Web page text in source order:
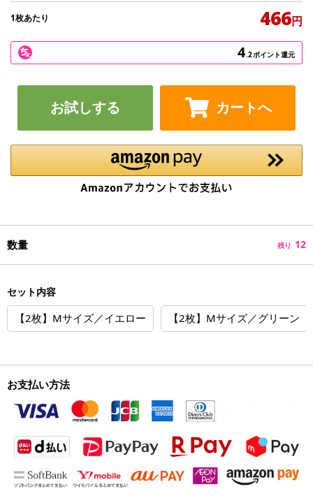
1枚あたり 466円
4.2ポイント還元
お試しする カートへ
数量 残り 12
セット内容
【2枚】Mサイズ／イエロー 【2枚】Mサイズ／グリーン
お支払い方法